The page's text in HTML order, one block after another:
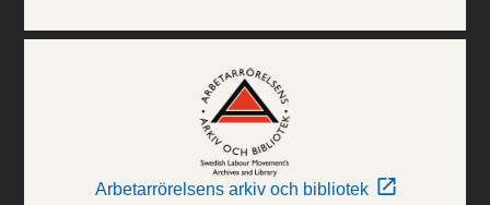
Arbetarrörelsens arkiv och bibliotek